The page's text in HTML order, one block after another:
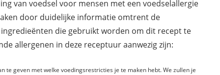
van voedsel voor mensen met een voedselallergie
door duidelijke informatie omtrent de
die gebruikt worden om dit recept te
allergenen in deze receptuur aanwezig zijn:
te geven met welke voedingsrestricties je te maken hebt. We zullen je